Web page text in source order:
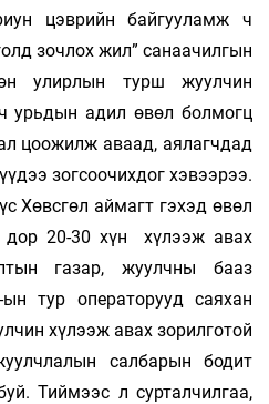
цэврийн байгууламж ч
зочлох жил” санаачилгын
улирлын турш жуулчин
урьдын адил өвөл болмогц
цоожилж аваад, аялагчдад
зогсоочихдог хэвээрээ.
Хөвсгөл аймагт гэхэд өвөл
дор 20-30 хүн хүлээж авах
газар, жуулчны бааз
тур операторууд саяхан
хүлээж авах зорилготой
салбарын бодит
Тиймээс л сурталчилгаа,